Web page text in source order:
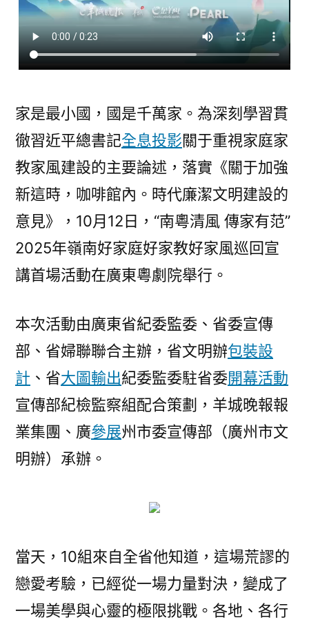
宣
講
開
家是最小國，國是千萬家。為深刻學習貫
徹習近平總書記全息投影關于重視家庭家
教家風建設的主要論述，落實《關于加強
新這時，咖啡館內。時代廉潔文明建設的
意見》，10月12日，“南粵清風 傳家有范”
2025年嶺南好家庭好家教好家風巡回宣
講首場活動在廣東粵劇院舉行。
本次活動由廣東省紀委監委、省委宣傳
部、省婦聯聯合主辦，省文明辦包裝設
計 、省大圖輸出紀委監委駐省委開幕活動
宣傳部紀檢監察組配合策劃，羊城晚報報
業集團、廣參展州市委宣傳部（廣州市文
明辦）承辦。
當天，10組來自全省他知道，這場荒謬的
戀愛考驗，已經從一場力量對決，變成了
一場美學與心靈的極限挑戰。各地、各行